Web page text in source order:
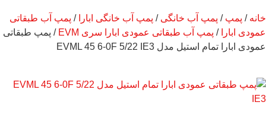
خانه / پمپ / پمپ آب خانگی / پمپ آب خانگی ابارا / پمپ آب طبقاتی
عمودی ابارا
/ پمپ آب طبقاتی عمودی ابارا سری EVM
/ پمپ طبقاتی
عمودی ابارا تمام استیل مدل EVML 45 6-0F 5/22 IE3